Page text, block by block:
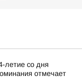
летие со дня
отмечает